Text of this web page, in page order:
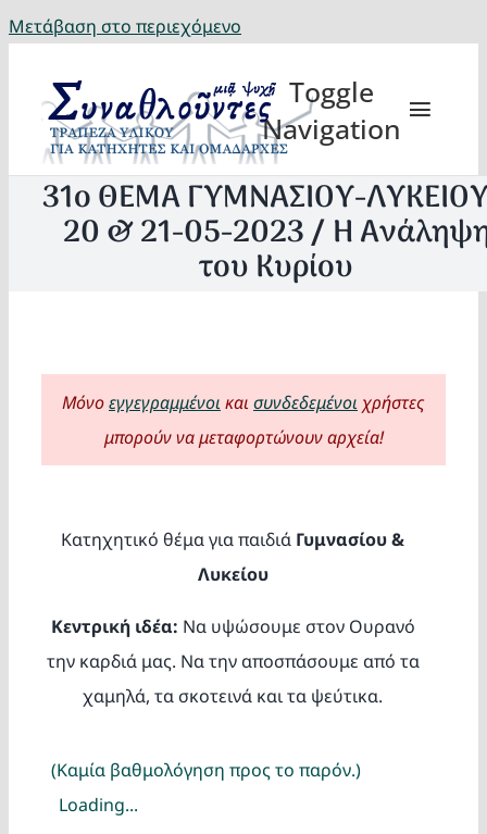
Μετάβαση στο περιεχόμενο
Toggle
Navigation
31ο ΘΕΜΑ ΓΥΜΝΑΣΙΟΥ-
20 & 21-05-2023 / Η
του Κυρίου
Μόνοεγγεγραμμένοικαισυνδεδεμένοι χρήστες
μπορούν να μεταφορτώνουν αρχεία!
Κατηχητικό θέμα για παιδιά Γυμνασίου &
Λυκείου
Κεντρική ιδέα: Να υψώσουμε στον Ουρανό
την καρδιά μας. Να την αποσπάσουμε από τα
χαμηλά, τα σκοτεινά και τα ψεύτικα.
(Καμία βαθμολόγηση προς το παρόν.)
Loading...